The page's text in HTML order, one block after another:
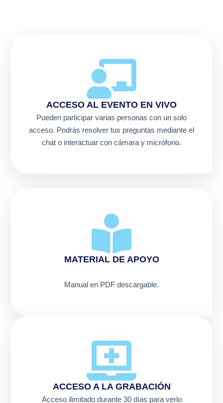
ACCESO AL EVENTO EN VIVO
Pueden participar varias personas con un solo
acceso. Podrás resolver tus preguntas mediante el
chat o interactuar con cámara y micrófono.
MATERIAL DE APOYO
Manual en PDF descargable.
ACCESO A LA GRABACIÓN
Acceso ilimitado durante 30 días para verlo